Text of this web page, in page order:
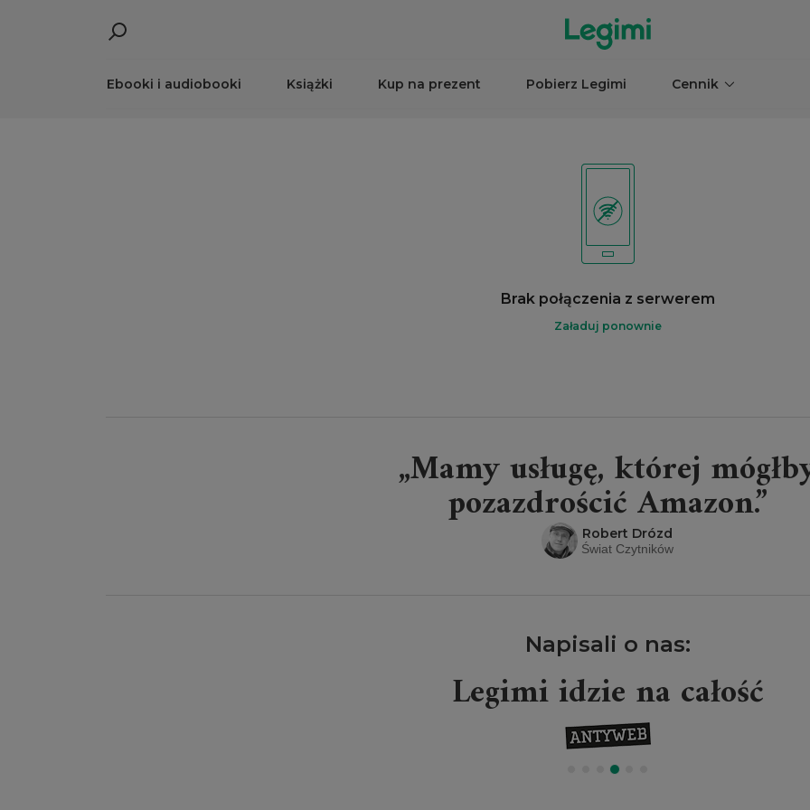
Ebooki i audiobooki Książki Kup na prezent Pobierz Legimi Cennik
Brak połączenia z serwerem
Załaduj ponownie
„Mamy usługę, której
pozazdrościć Amazon.”
Robert Drózd
Świat Czytników
Napisali o nas:
Legimi idzie na całość